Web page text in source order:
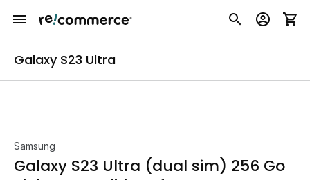
Galaxy S23 Ultra
Samsung
Galaxy S23 Ultra (dual sim) 256 Go